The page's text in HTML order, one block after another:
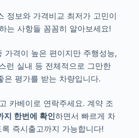
정보와 가격비교 최저가 고민이
는 사항들 꼼꼼히 알아보세요!
가격이 높은 편이지만 주행성능,
런 실내 등 전체적으로 그만한
은 평가를 받는 차량입니다.
카베이로 연락주세요. 계약 조
지 한번에 확인하면서 빠르게 차
즉시출고까지 가능합니다!